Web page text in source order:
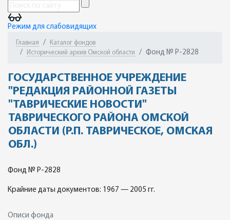
Режим для слабовидящих
Главная
Каталог фондов
Исторический архив Омской области
Фонд № Р-2828
ГОСУДАРСТВЕННОЕ УЧРЕЖДЕНИЕ
"РЕДАКЦИЯ РАЙОННОЙ ГАЗЕТЫ
"ТАВРИЧЕСКИЕ НОВОСТИ"
ТАВРИЧЕСКОГО РАЙОНА ОМСКОЙ
ОБЛАСТИ (Р.П. ТАВРИЧЕСКОЕ, ОМСКАЯ
ОБЛ.)
Фонд № Р-2828
Крайние даты документов: 1967 — 2005 гг.
Описи фонда